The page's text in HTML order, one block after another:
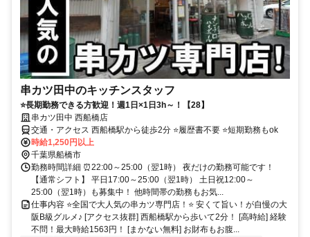
串カツ田中のキッチンスタッフ
⭐長期勤務できる方歓迎！週1日×1日3h～！【28】
串カツ田中 西船橋店
交通・アクセス 西船橋駅から徒歩2分 ⭐履歴書不要 ⭐短期勤務もok
時給1,250円以上
千葉県船橋市
勤務時間詳細 ⏰22:00～25:00（翌1時） 夜だけの勤務可能です！
【通常シフト】 平日17:00～25:00（翌1時） 土日祝12:00～
25:00（翌1時）も募集中！ 他時間帯の勤務もお気...
仕事内容 ⭐全国で大人気の串カツ専門店！⭐ 安くて旨い！が自慢の大
阪B級グルメ♪ [アクセス抜群] 西船橋駅から歩いて2分！ [高時給] 経験
不問！最大時給1563円！ [まかない無料] お財布もお腹...